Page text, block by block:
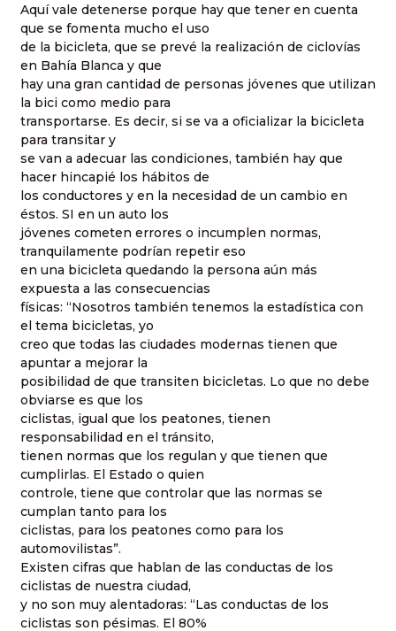
Aquí vale detenerse porque hay que tener en cuenta
que se fomenta mucho el uso
de la bicicleta, que se prevé la realización de ciclovías
en Bahía Blanca y que
hay una gran cantidad de personas jóvenes que utilizan
la bici como medio para
transportarse. Es decir, si se va a oficializar la bicicleta
para transitar y
se van a adecuar las condiciones, también hay que
hacer hincapié los hábitos de
los conductores y en la necesidad de un cambio en
éstos. SI en un auto los
jóvenes cometen errores o incumplen normas,
tranquilamente podrían repetir eso
en una bicicleta quedando la persona aún más
expuesta a las consecuencias
físicas: “Nosotros también tenemos la estadística con
el tema bicicletas, yo
creo que todas las ciudades modernas tienen que
apuntar a mejorar la
posibilidad de que transiten bicicletas. Lo que no debe
obviarse es que los
ciclistas, igual que los peatones, tienen
responsabilidad en el tránsito,
tienen normas que los regulan y que tienen que
cumplirlas. El Estado o quien
controle, tiene que controlar que las normas se
cumplan tanto para los
ciclistas, para los peatones como para los
automovilistas”.
Existen cifras que hablan de las conductas de los
ciclistas de nuestra ciudad,
y no son muy alentadoras: “Las conductas de los
ciclistas son pésimas. El 80%